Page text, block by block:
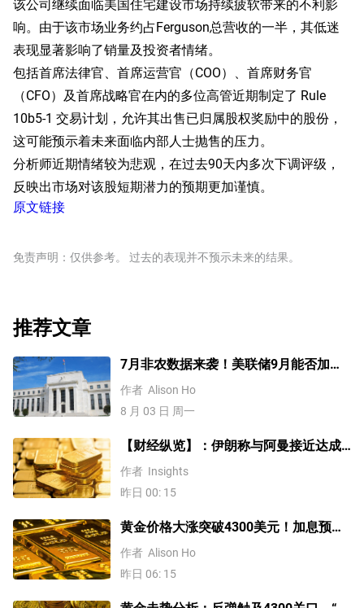
该公司继续面临美国住宅建设市场持续疲软带来的不利影
响。由于该市场业务约占Ferguson总营收的一半，其低迷
表现显著影响了销量及投资者情绪。
包括首席法律官、首席运营官（COO）、首席财务官
（CFO）及首席战略官在内的多位高管近期制定了 Rule
10b5-1 交易计划，允许其出售已归属股权奖励中的股份，
这可能预示着未来面临内部人士抛售的压力。
分析师近期情绪较为悲观，在过去90天内多次下调评级，
反映出市场对该股短期潜力的预期更加谨慎。
原文链接
免责声明：仅供参考。 过去的表现并不预示未来的结果。
推荐文章
7月非农数据来袭！美联储9月能否加
息？黄金、美元行情一触即发
作者 Alison Ho
8 月 03 日 周一
【财经纵览】：伊朗称与阿曼接近达成
协议，黄金涨超200美元、WTI原油三连
跌，道指续创历史新高！
作者 Insights
昨日 00: 15
黄金价格大涨突破4300美元！加息预期
降温叠加央行购金，未来继续涨？
作者 Alison Ho
昨日 06: 15